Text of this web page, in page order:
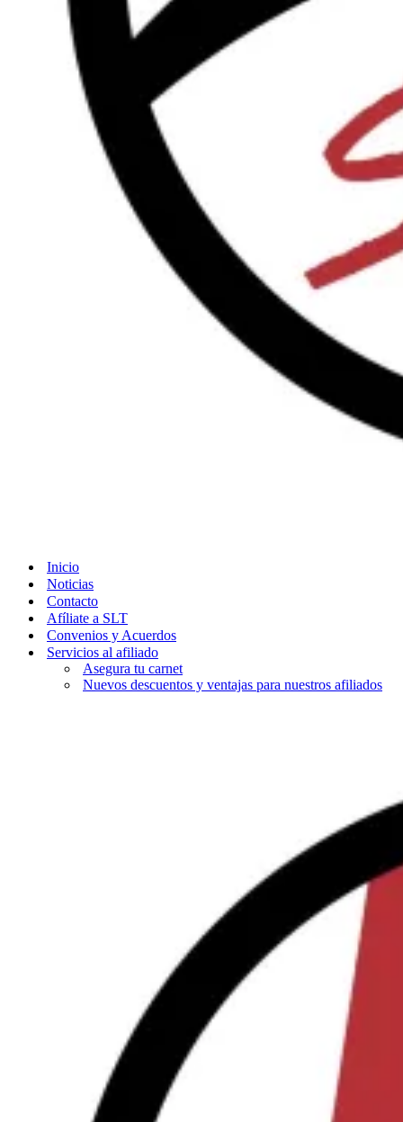
Inicio
Noticias
Contacto
Afíliate a SLT
Convenios y Acuerdos
Servicios al afiliado
Asegura tu carnet
Nuevos descuentos y ventajas para nuestros afiliados